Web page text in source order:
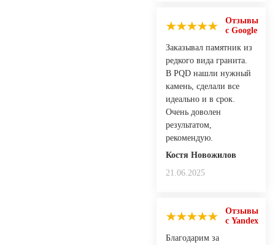
Отзывы
с Google
Заказывал памятник из
редкого вида гранита.
В PQD нашли нужный
камень, сделали все
идеально и в срок.
Очень доволен
результатом,
рекомендую.
Костя Новожилов
21.06.2025
Отзывы
с Yandex
Благодарим за